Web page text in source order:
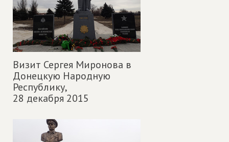
Визит Сергея Миронова в
Донецкую Народную
Республику,
28 декабря 2015